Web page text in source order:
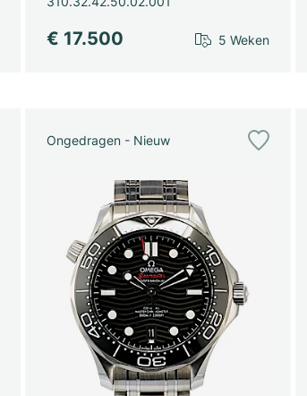
€ 17.500 5 Weken
Ongedragen - Nieuw